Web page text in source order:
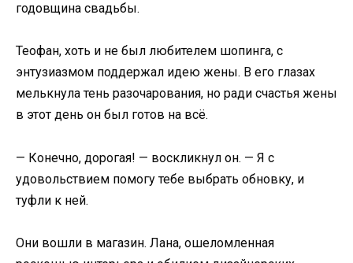
годовщина свадьбы.
Теофан, хоть и не был любителем шопинга, с
энтузиазмом поддержал идею жены. В его глазах
мелькнула тень разочарования, но ради счастья жены
в этот день он был готов на всё.
— Конечно, дорогая! — воскликнул он. — Я с
удовольствием помогу тебе выбрать обновку, и
туфли к ней.
Они вошли в магазин. Лана, ошеломленная